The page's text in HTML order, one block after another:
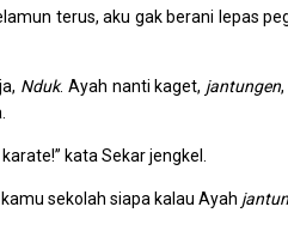
terus, aku gak berani lepas
Nduk. Ayah nanti kaget, jantungen
kata Sekar jengkel.
sekolah siapa kalau Ayah